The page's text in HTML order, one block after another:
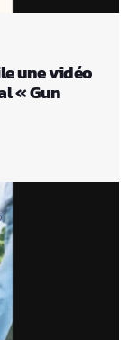
une vidéo
« Gun